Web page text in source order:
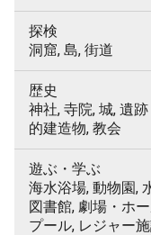
探検
洞窟, 島, 街道
歴史
神社, 寺院, 城, 遺
的建造物, 教会
遊ぶ・学ぶ
海水浴場, 動物園,
図書館, 劇場・ホ
プール, レジャー